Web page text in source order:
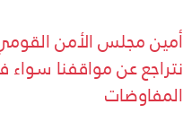
أمين مجلس الأمن
نتراجع عن مواقفنا
المفاوضات